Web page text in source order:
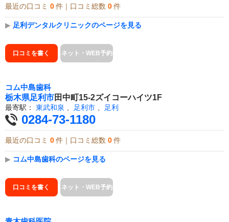
最近の口コミ 0 件｜口コミ総数 0 件
▶ 足利デンタルクリニックのページを見る
口コミを書く ネット・WEB予約
コム中島歯科
栃木県足利市田中町15-2ズイコーハイツ1F
最寄駅： 東武和泉 足利市 足利
0284-73-1180
最近の口コミ 0 件｜口コミ総数 0 件
▶ コム中島歯科のページを見る
口コミを書く ネット・WEB予約